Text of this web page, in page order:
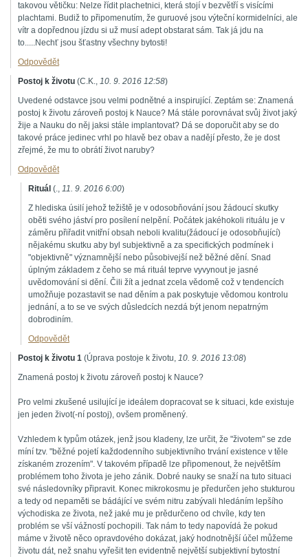
takovou větičku: Nelze řídit plachetnici, která stojí v bezvětří s visícími
plachtami. Budiž to připomenutím, že guruové jsou výteční kormidelníci, ale
vítr a dopřednou jízdu si už musí adept obstarat sám. Tak já jdu na
to.....Nechť jsou šťastny všechny bytosti!
Odpovědět
Postoj k životu (C.K., 10. 9. 2016 12:58)
Uvedené odstavce jsou velmi podnětné a inspirující. Zeptám se: Znamená
postoj k životu zároveň postoj k Nauce? Má stále porovnávat svůj život jaký
žije a Nauku do něj jaksi stále implantovat? Dá se doporučit aby se do
takové práce jedinec vrhl po hlavě bez obav a nadějí přesto, že je dost
zřejmé, že mu to obrátí život naruby?
Odpovědět
Rituál (., 11. 9. 2016 6:00)
Z hlediska úsilí jehož težiště je v odosobňování jsou žádoucí skutky
oběti svého jáství pro posílení nelpění. Počátek jakéhokoli rituálu je v
záměru přiřadit vnitřní obsah neboli kvalitu(žádoucí je odosobňující)
nějakému skutku aby byl subjektivně a za specifických podmínek i
"objektivně" významnější nebo působivejší než běžné dění. Snad
úplným základem z čeho se má rituál teprve vyvynout je jasné
uvědomování si dění. Čili žít a jednat zcela vědomě což v tendencích
umožňuje pozastavit se nad děním a pak poskytuje vědomou kontrolu
jednání, a to se ve svých důsledcích nezdá být jenom nepatrným
dobrodiním.
Odpovědět
Postoj k životu 1 (Úprava postoje k životu, 10. 9. 2016 13:08)
Znamená postoj k životu zároveň postoj k Nauce?
Pro velmi zkušené usilující je ideálem dopracovat se k situaci, kde existuje
jen jeden život(-ní postoj), ovšem proměnený.
Vzhledem k typům otázek, jenž jsou kladeny, lze určit, že "životem" se zde
míní tzv. "běžné pojetí každodenního subjektivního trvání existence v těle
získaném zrozením". V takovém případě lze připomenout, že největším
problémem toho života je jeho zánik. Dobré nauky se snaží na tuto situaci
své následovníky připravit. Konec mikrokosmu je předurčen jeho stukturou
a tedy od nepaměti se bádájící ve svém nitru zabývali hledáním lepšího
východiska ze života, než jaké mu je prědurčeno od chvíle, kdy ten
problém se vší vážností pochopili. Tak nám to tedy napovídá že pokud
máme v životě něco opravdového dokázat, jaký hodnotnější účel můžeme
životu dát, než snahu vyřešit ten evidentně největší subjektivní bytostní